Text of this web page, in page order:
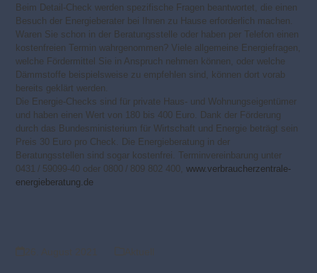
Beim Detail-Check werden spezifische Fragen beantwortet, die einen
Besuch der Energieberater bei Ihnen zu Hause erforderlich machen.
Waren Sie schon in der Beratungsstelle oder haben per Telefon einen
kostenfreien Termin wahrgenommen? Viele allgemeine Energiefragen,
welche Fördermittel Sie in Anspruch nehmen können, oder welche
Dämmstoffe beispielsweise zu empfehlen sind, können dort vorab
bereits geklärt werden.
Die Energie-Checks sind für private Haus- und Wohnungseigentümer
und haben einen Wert von 180 bis 400 Euro. Dank der Förderung
durch das Bundesministerium für Wirtschaft und Energie beträgt sein
Preis 30 Euro pro Check. Die Energieberatung in der
Beratungsstellen sind sogar kostenfrei. Terminvereinbarung unter
0431 / 59099-40 oder 0800 / 809 802 400, www.verbraucherzentrale-
energieberatung.de